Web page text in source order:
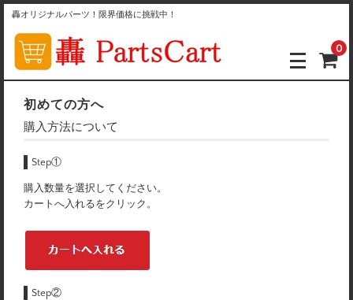
轟オリジナルパーツ！限界価格に挑戦中！
0
初めての方へ
購入方法について
Step①
購入数量を選択してください。
カートへ入れるをクリック。
Step②